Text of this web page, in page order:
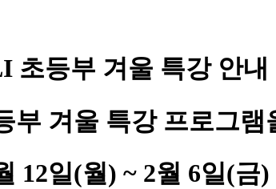
초등부 겨울 특강 안내
부 겨울 특강 프로그
12일(월) ~ 2월 6일(금